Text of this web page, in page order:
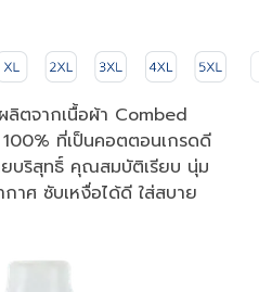
ตจากเนื้อผ้า Combed
ที่เป็นคอตตอนเกรดดี
บริสุทธิ์ คุณสมบัติเรียบ นุ่ม
าศ ซับเหงื่อได้ดี ใส่สบาย